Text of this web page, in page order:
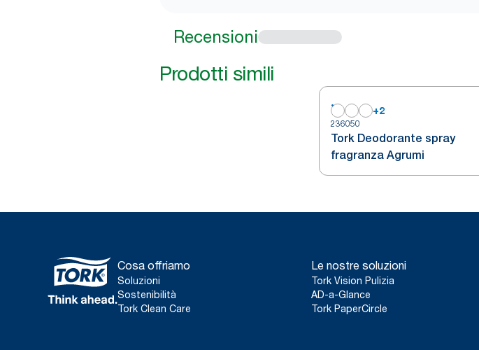
Recensioni
Prodotti simili
+2
236050
Tork Deodorante spray
fragranza Agrumi
Cosa offriamo
Soluzioni
Sostenibilità
Tork Clean Care
Le nostre soluzioni
Tork Vision Pulizia
AD-a-Glance
Tork PaperCircle